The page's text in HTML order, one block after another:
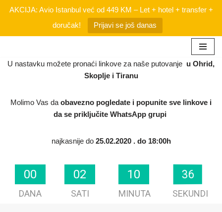
AKCIJA: Avio Istanbul već od 449 KM – Let + hotel + transfer +
doručak!
Prijavi se još danas
Skip
U nastavku možete pronaći linkove za naše putovanje u Ohrid,
Skoplje i Tiranu
Molimo Vas da obavezno pogledate i popunite sve linkove i
da se priključite WhatsApp grupi
najkasnije do25.02.2020 . do 18:00h
00
00
DANA
02
02
SATI
10
10
MINUTA
36
35
SEKUNDI